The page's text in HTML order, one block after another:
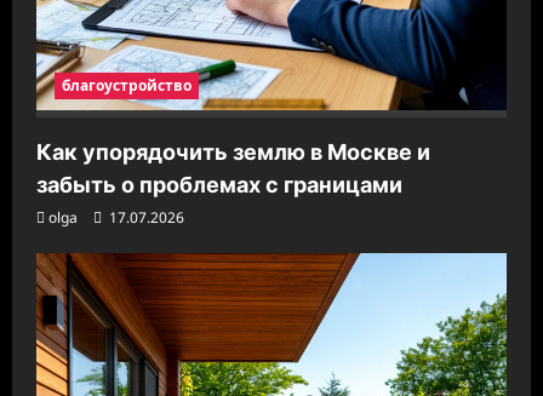
благоустройство
Как упорядочить землю в Москве и
забыть о проблемах с границами
olga 17.07.2026